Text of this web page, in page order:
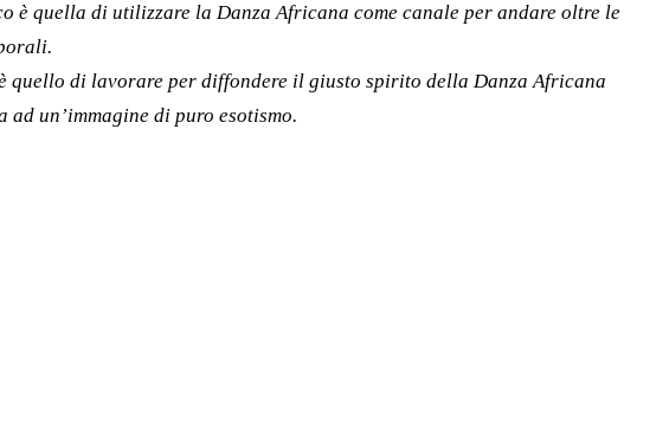
è quella di utilizzare la Danza Africana come canale per andare oltre le
quello di lavorare per diffondere il giusto spirito della Danza Africana
un’immagine di puro esotismo.